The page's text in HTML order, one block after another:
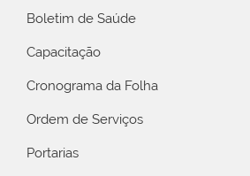
Boletim de Saúde
Capacitação
Cronograma da Folha
Ordem de Serviços
Portarias